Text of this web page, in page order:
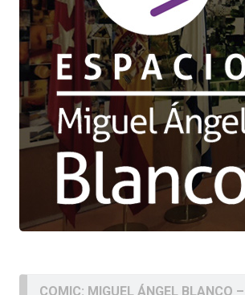
COMIC: MIGUEL ÁNGEL BLANCO